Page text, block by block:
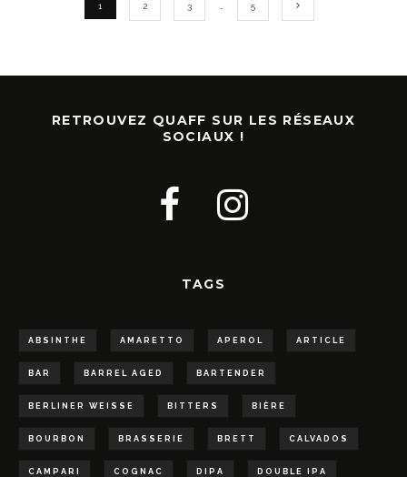
1 2 3 5
RETROUVEZ QUAFF SUR LES RÉSEAUX
SOCIAUX !
TAGS
ABSINTHE AMARETTO APEROL ARTICLE
BAR BARREL AGED BARTENDER
BERLINER WEISSE BITTERS BIÈRE
BOURBON BRASSERIE BRETT CALVADOS
CAMPARI COGNAC DIPA DOUBLE IPA